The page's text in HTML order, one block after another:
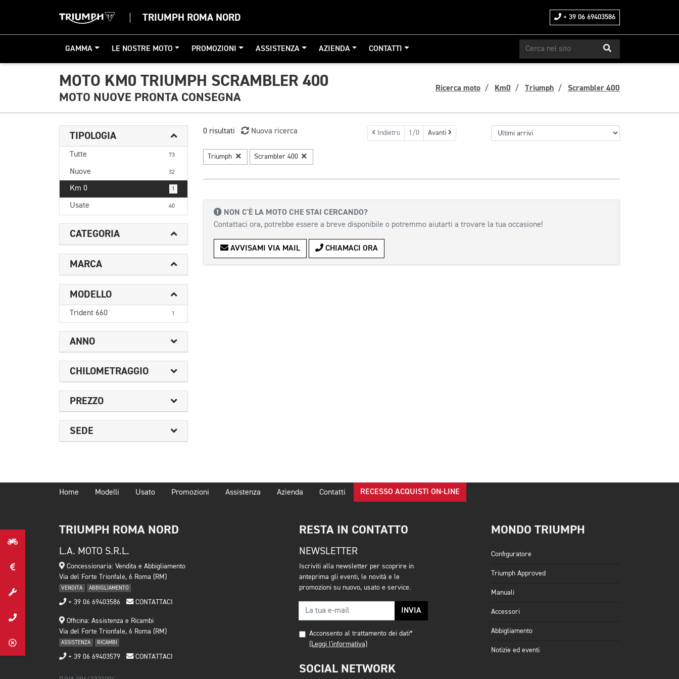
TRIUMPH ROMA NORD + 39 06 69403586
GAMMA LE NOSTRE MOTO PROMOZIONI ASSISTENZA AZIENDA CONTATTI
MOTO KM0 TRIUMPH SCRAMBLER 400
MOTO NUOVE PRONTA CONSEGNA
Ricerca moto Km0 Triumph Scrambler 400
TIPOLOGIA
Tutte 73
Nuove 32
Km 0 1
Usate 40
CATEGORIA
MARCA
MODELLO
Trident 660 1
ANNO
CHILOMETRAGGIO
PREZZO
SEDE
0 risultati Nuova ricerca Indietro 1/0 Avanti
Triumph Scrambler 400
NON C'È LA MOTO CHE STAI CERCANDO?
Contattaci ora, potrebbe essere a breve disponibile o potremmo aiutarti a trovare la tua occasione!
AVVISAMI VIA MAIL CHIAMACI ORA
Home Modelli Usato Promozioni Assistenza Azienda Contatti RECESSO ACQUISTI ON-LINE
TRIUMPH ROMA NORD
L.A. MOTO S.R.L.
Concessionaria: Vendita e Abbigliamento
Via del Forte Trionfale, 6 Roma (RM)
VENDITA ABBIGLIAMENTO
+ 39 06 69403586 CONTATTACI
Officina: Assistenza e Ricambi
Via del Forte Trionfale, 6 Roma (RM)
ASSISTENZA RICAMBI
+ 39 06 69403579 CONTATTACI
RESTA IN CONTATTO
NEWSLETTER
Iscriviti alla newsletter per scoprire in
anteprima gli eventi, le novità e le
promozioni su nuovo, usato e service.
INVIA
Acconsento al trattamento dei dati*
(Leggi l'informativa)
SOCIAL NETWORK
MONDO TRIUMPH
Configuratore
Triumph Approved
Manuali
Accessori
Abbigliamento
Notizie ed eventi